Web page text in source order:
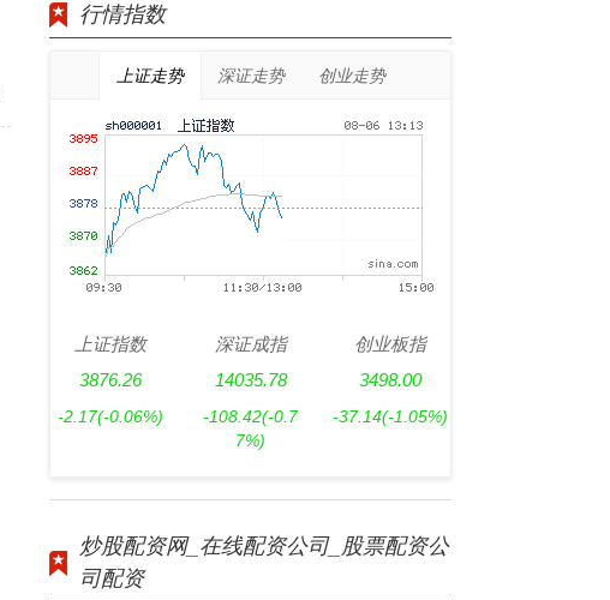
行情指数
上证走势 深证走势 创业走势
上证指数
3876.26
-2.17(-0.06%)
深证成指
14035.78
-108.42(-0.7
7%)
创业板指
3498.00
-37.14(-1.05%)
炒股配资网_在线配资公司_股票配资公
司配资